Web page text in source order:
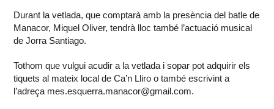
Durant la vetlada, que comptarà amb la presència del batle de
Manacor, Miquel Oliver, tendrà lloc també l’actuació musical
de Jorra Santiago.
Tothom que vulgui acudir a la vetlada i sopar pot adquirir els
tiquets al mateix local de Ca’n Lliro o també escrivint a
l’adreça mes.esquerra.manacor@gmail.com.